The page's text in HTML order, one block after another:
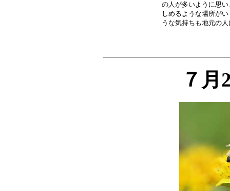
の人が多いように思
しめるような場所が
７月